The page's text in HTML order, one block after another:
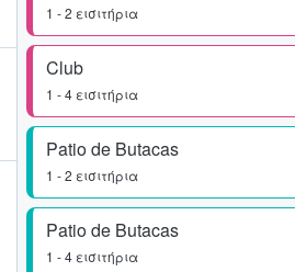
1 - 2 εισιτήρια
Club
1 - 4 εισιτήρια
Patio de Butacas
1 - 2 εισιτήρια
Patio de Butacas
1 - 4 εισιτήρια